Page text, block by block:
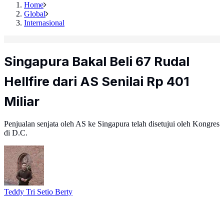
Home
Global
Internasional
Singapura Bakal Beli 67 Rudal
Hellfire dari AS Senilai Rp 401
Miliar
Penjualan senjata oleh AS ke Singapura telah disetujui oleh Kongres
di D.C.
Teddy Tri Setio Berty